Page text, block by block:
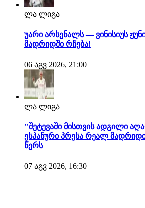
ლა ლიგა
უარი არსენალს — ვინისიუს
მადრიდში რჩება!
06 აგვ 2026, 21:00
ლა ლიგა
"შეტევაში მისთვის ადგილი
ესპანური პრესა რეალ
წერს
07 აგვ 2026, 16:30